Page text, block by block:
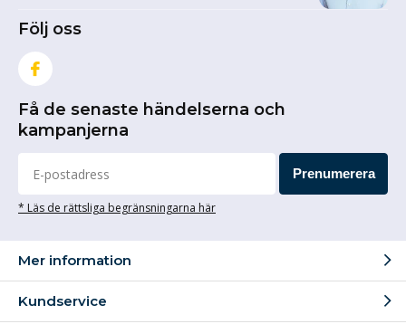
Följ oss
Få de senaste händelserna och
kampanjerna
Prenumerera
* Läs de rättsliga begränsningarna här
Mer information
Kundservice